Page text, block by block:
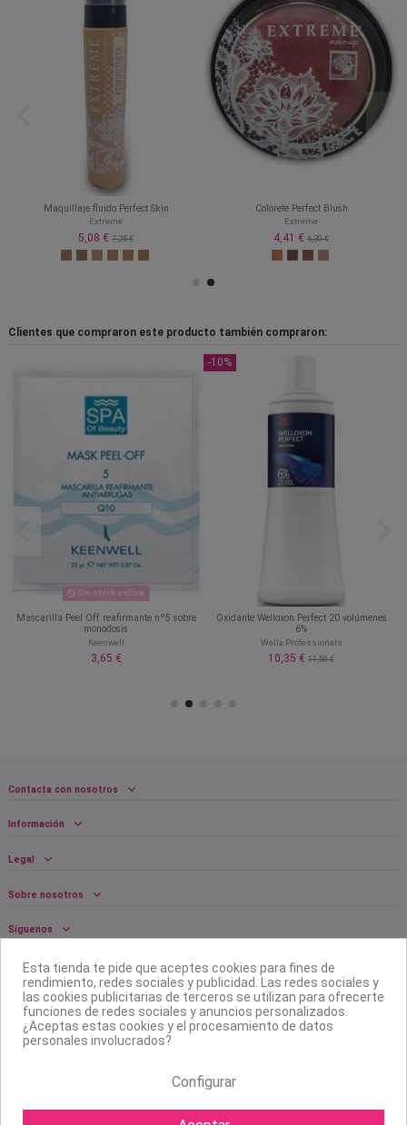
Maquillaje fluido Perfect Skin
Extreme
5,08 € 7,25 €
Colorete Perfect Blush
Extreme
4,41 € 6,30 €
Clientes que compraron este producto también compraron:
Sin stock online
Mascarilla Peel Off reafirmante nº5 sobre
monodosis
Keenwell
3,65 €
-10%
Oxidante Welloxon Perfect 20 volúmenes
6%
Wella Professionals
10,35 € 11,50 €
Contacta con nosotros
Información
Legal
Sobre nosotros
Síguenos
Boletín
Esta tienda te pide que aceptes cookies para fines de
rendimiento, redes sociales y publicidad. Las redes sociales y
las cookies publicitarias de terceros se utilizan para ofrecerte
funciones de redes sociales y anuncios personalizados.
¿Aceptas estas cookies y el procesamiento de datos
personales involucrados?
Configurar